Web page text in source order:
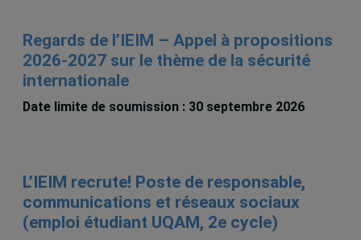
Regards de l’IEIM – Appel à propositions
2026-2027 sur le thème de la sécurité
internationale
Date limite de soumission : 30 septembre 2026
L’IEIM recrute! Poste de responsable,
communications et réseaux sociaux
(emploi étudiant UQAM, 2e cycle)